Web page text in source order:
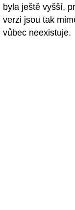
byla ještě vyšší,
verzi jsou tak
vůbec neexistuje.